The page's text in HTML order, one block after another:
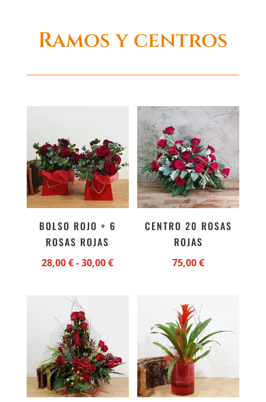
Ramos y centros
BOLSO ROJO + 6
ROSAS ROJAS
28,00€-30,00€Rango
30,00 €
CENTRO 20 ROSAS
ROJAS
75,00€